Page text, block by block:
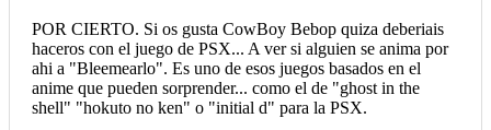
POR CIERTO. Si os gusta CowBoy Bebop quiza deberiais
haceros con el juego de PSX... A ver si alguien se anima por
ahi a "Bleemearlo". Es uno de esos juegos basados en el
anime que pueden sorprender... como el de "ghost in the
shell" "hokuto no ken" o "initial d" para la PSX.